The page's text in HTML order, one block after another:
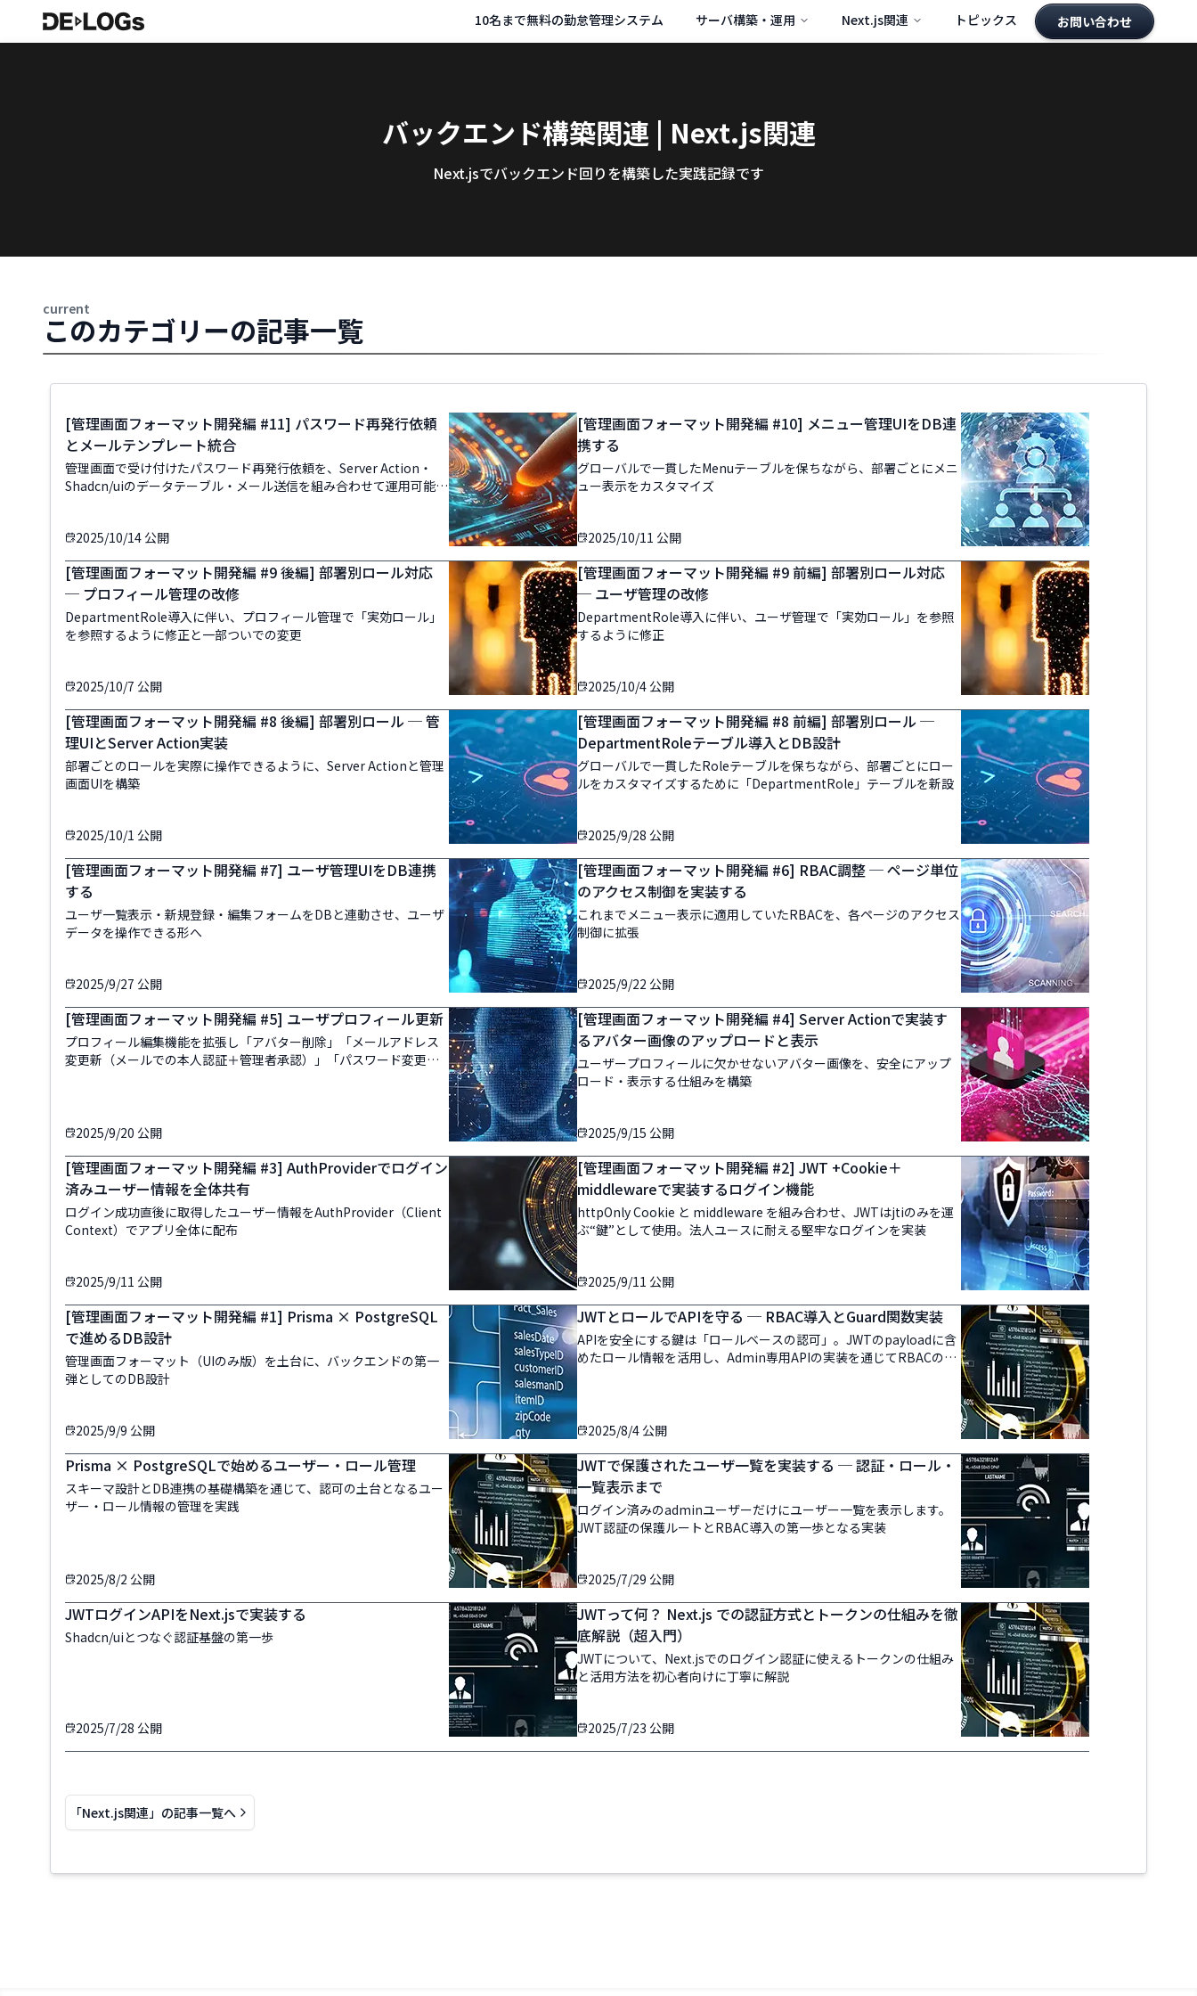
10名まで無料の勤怠管理システム サーバ構築・運用 Next.js関連 トピックス お問い合わせ
バックエンド構築関連 | Next.js関連
Next.jsでバックエンド回りを構築した実践記録です
current
このカテゴリーの記事一覧
[管理画面フォーマット開発編 #11] パスワード再発行依頼
とメールテンプレート統合
管理画面で受け付けたパスワード再発行依頼を、Server Action・
Shadcn/uiのデータテーブル・メール送信を組み合わせて運用可能な
2025/10/14 公開
[管理画面フォーマット開発編 #10] メニュー管理UIをDB連
携する
グローバルで一貫したMenuテーブルを保ちながら、部署ごとにメニ
ュー表示をカスタマイズ
2025/10/11 公開
[管理画面フォーマット開発編 #9 後編] 部署別ロール対応
─ プロフィール管理の改修
DepartmentRole導入に伴い、プロフィール管理で「実効ロール」
を参照するように修正と一部ついでの変更
2025/10/7 公開
[管理画面フォーマット開発編 #9 前編] 部署別ロール対応
─ ユーザ管理の改修
DepartmentRole導入に伴い、ユーザ管理で「実効ロール」を参照
するように修正
2025/10/4 公開
[管理画面フォーマット開発編 #8 後編] 部署別ロール ─ 管
理UIとServer Action実装
部署ごとのロールを実際に操作できるように、Server Actionと管理
画面UIを構築
2025/10/1 公開
[管理画面フォーマット開発編 #8 前編] 部署別ロール ─
DepartmentRoleテーブル導入とDB設計
グローバルで一貫したRoleテーブルを保ちながら、部署ごとにロー
ルをカスタマイズするために「DepartmentRole」テーブルを新設
2025/9/28 公開
[管理画面フォーマット開発編 #7] ユーザ管理UIをDB連携
する
ユーザ一覧表示・新規登録・編集フォームをDBと連動させ、ユーザ
データを操作できる形へ
2025/9/27 公開
[管理画面フォーマット開発編 #6] RBAC調整 ─ ページ単位
のアクセス制御を実装する
これまでメニュー表示に適用していたRBACを、各ページのアクセス
制御に拡張
2025/9/22 公開
[管理画面フォーマット開発編 #5] ユーザプロフィール更新
プロフィール編集機能を拡張し「アバター削除」「メールアドレス
変更新（メールでの本人認証＋管理者承認）」「パスワード変更」
2025/9/20 公開
[管理画面フォーマット開発編 #4] Server Actionで実装す
るアバター画像のアップロードと表示
ユーザープロフィールに欠かせないアバター画像を、安全にアップ
ロード・表示する仕組みを構築
2025/9/15 公開
[管理画面フォーマット開発編 #3] AuthProviderでログイン
済みユーザー情報を全体共有
ログイン成功直後に取得したユーザー情報をAuthProvider（Client
Context）でアプリ全体に配布
2025/9/11 公開
[管理画面フォーマット開発編 #2] JWT +Cookie＋
middlewareで実装するログイン機能
httpOnly Cookie と middleware を組み合わせ、JWTはjtiのみを運
ぶ“鍵”として使用。法人ユースに耐える堅牢なログインを実装
2025/9/11 公開
[管理画面フォーマット開発編 #1] Prisma × PostgreSQL
で進めるDB設計
管理画面フォーマット（UIのみ版）を土台に、バックエンドの第一
弾としてのDB設計
2025/9/9 公開
JWTとロールでAPIを守る ─ RBAC導入とGuard関数実装
APIを安全にする鍵は「ロールベースの認可」。JWTのpayloadに含
めたロール情報を活用し、Admin専用APIの実装を通じてRBACの基
2025/8/4 公開
Prisma × PostgreSQLで始めるユーザー・ロール管理
スキーマ設計とDB連携の基礎構築を通じて、認可の土台となるユー
ザー・ロール情報の管理を実践
2025/8/2 公開
JWTで保護されたユーザ一覧を実装する ─ 認証・ロール・
一覧表示まで
ログイン済みのadminユーザーだけにユーザー一覧を表示します。
JWT認証の保護ルートとRBAC導入の第一歩となる実装
2025/7/29 公開
JWTログインAPIをNext.jsで実装する
Shadcn/uiとつなぐ認証基盤の第一歩
2025/7/28 公開
JWTって何？ Next.js での認証方式とトークンの仕組みを徹
底解説（超入門）
JWTについて、Next.jsでのログイン認証に使えるトークンの仕組み
と活用方法を初心者向けに丁寧に解説
2025/7/23 公開
「Next.js関連 」の記事一覧へ